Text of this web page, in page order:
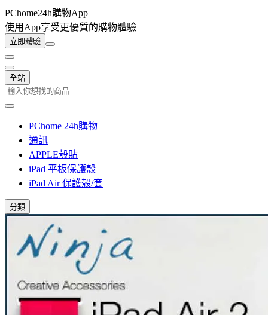
PChome24h購物App
使用App享受更優質的購物體驗
立即體驗
全站
PChome 24h購物
通訊
APPLE殼貼
iPad 平板保護殼
iPad Air 保護殼/套
分類